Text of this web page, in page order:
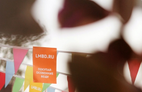
Соглашение об оказании услуг
Правила сайта
Оферта для продавцов